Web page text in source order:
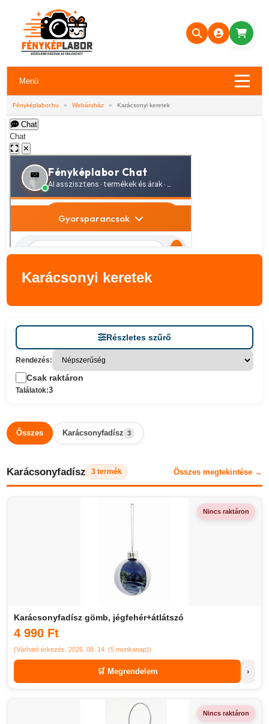
Menü
Fényképlabor.hu » Webáruház » Karácsonyi keretek
Chat
Chat
✕
Karácsonyi keretek
Részletes szűrő
Rendezés:
Csak raktáron
Találatok:3
Összes Karácsonyfadísz 3
Karácsonyfadísz 3 termék Összes megtekintése →
Nincs raktáron
Karácsonyfadísz gömb, jégfehér+átlátszó
4 990 Ft
(Várható érkezés: 2026. 08. 14. (5 munkanap))
🛒 Megrendelem ›
Nincs raktáron